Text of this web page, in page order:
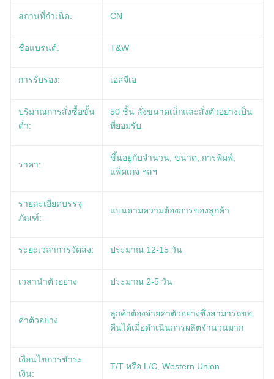
สถานที่กำเนิด: CN
ชื่อแบรนด์: T&W
การรับรอง: เอสจีเอ
ปริมาณการสั่งซื้อขั้น
ต่ำ:
50 ชิ้น สั่งขนาดเล็กและสั่งตัวอย่างเป็น
ที่ยอมรับ
ราคา:
ขึ้นอยู่กับจำนวน, ขนาด, การพิมพ์,
แพ็คเกจ ฯลฯ
รายละเอียดบรรจุ
ภัณฑ์:
แบนตามความต้องการของลูกค้า
ระยะเวลาการจัดส่ง: ประมาณ 12-15 วัน
เวลานำตัวอย่าง ประมาณ 2-5 วัน
ค่าตัวอย่าง
ลูกค้าต้องจ่ายค่าตัวอย่างซึ่งสามารถขอ
คืนได้เมื่อดำเนินการผลิตจำนวนมาก
เงื่อนไขการชำระ
เงิน:
T/T หรือ L/C, Western Union